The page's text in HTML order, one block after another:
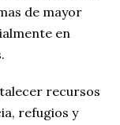
de mayor
en
recursos
refugios y